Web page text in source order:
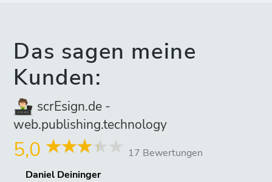
Das sagen meine
Kunden:
scrEsign.de -
web.publishing.technology
5,0
17 Bewertungen
Daniel Deininger